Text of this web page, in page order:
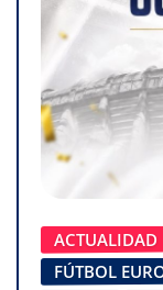
ACTUALIDAD
FÚTBOL